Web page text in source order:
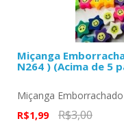
Miçanga
N264 ) (Acima de 5
Miçanga
R$1,99
R$3,00